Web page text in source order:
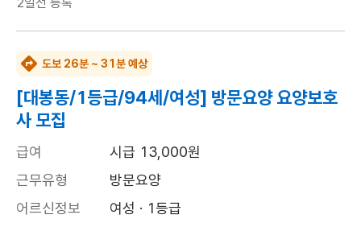
도보 26분 ~ 31분 예상
[대봉동/1등급/94세/여성] 방문요양 요양보호
사 모집
급여
시급 13,000원
근무유형
방문요양
어르신정보
여성 · 1등급